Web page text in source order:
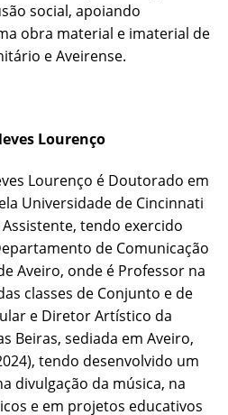
social, apoiando
obra material e imaterial de
e Aveirense.
Lourenço
Lourenço é Doutorado em
Universidade de Cincinnati
tendo exercido
de Comunicação
Aveiro, onde é Professor na
classes de Conjunto e de
e Diretor Artístico da
Beiras, sediada em Aveiro,
tendo desenvolvido um
divulgação da música, na
e em projetos educativos